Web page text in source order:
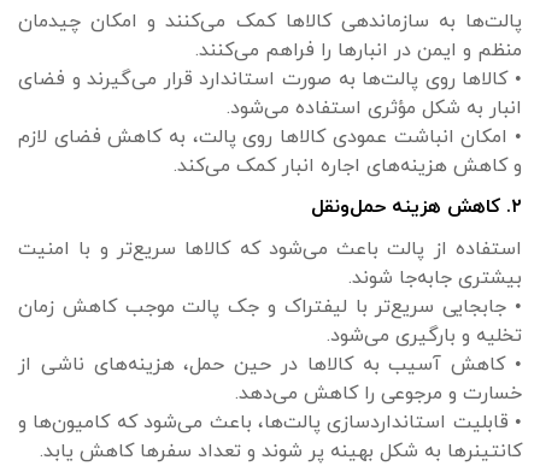
پالت‌ها به سازماندهی کالاها کمک می‌کنند و امکان چیدمان
منظم و ایمن در انبارها را فراهم می‌کنند.
• کالاها روی پالت‌ها به صورت استاندارد قرار می‌گیرند و فضای
انبار به شکل مؤثری استفاده می‌شود.
• امکان انباشت عمودی کالاها روی پالت، به کاهش فضای لازم
و کاهش هزینه‌های اجاره انبار کمک می‌کند.
۲. کاهش هزینه حمل‌ونقل
استفاده از پالت باعث می‌شود که کالاها سریع‌تر و با امنیت
بیشتری جابه‌جا شوند.
• جابجایی سریع‌تر با لیفتراک و جک پالت موجب کاهش زمان
تخلیه و بارگیری می‌شود.
• کاهش آسیب به کالاها در حین حمل، هزینه‌های ناشی از
خسارت و مرجوعی را کاهش می‌دهد.
• قابلیت استانداردسازی پالت‌ها، باعث می‌شود که کامیون‌ها و
کانتینرها به شکل بهینه پر شوند و تعداد سفرها کاهش یابد.